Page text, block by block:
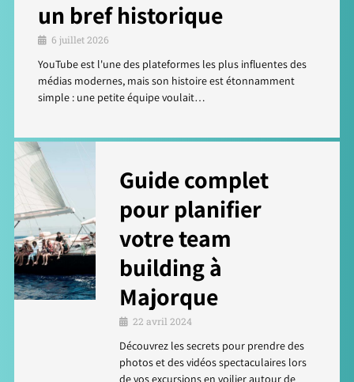
un bref historique
6 juillet 2026
YouTube est l'une des plateformes les plus influentes des
médias modernes, mais son histoire est étonnamment
simple : une petite équipe voulait…
Guide complet
pour planifier
votre team
building à
Majorque
22 avril 2024
Découvrez les secrets pour prendre des
photos et des vidéos spectaculaires lors
de vos excursions en voilier autour de